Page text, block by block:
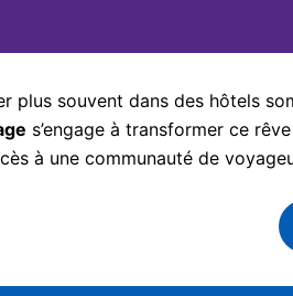
plus souvent dans des hôtels
s’engage à transformer ce
à une communauté de